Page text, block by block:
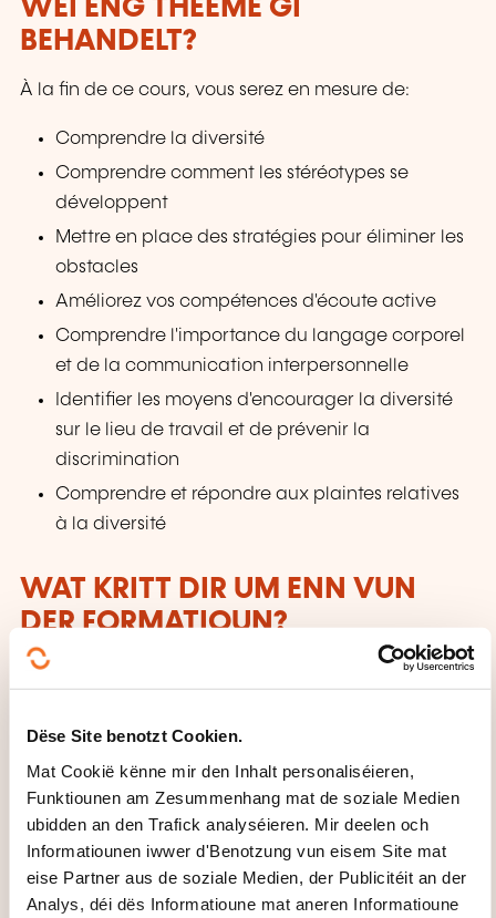
Dëse Site benotzt Cookien.
Mat Cookië kënne mir den Inhalt personaliséieren,
Funktiounen am Zesummenhang mat de soziale Medien
ubidden an den Trafick analyséieren. Mir deelen och
Informatiounen iwwer d'Benotzung vun eisem Site mat
eise Partner aus de soziale Medien, der Publicitéit an der
Analys, déi dës Informatioune mat aneren Informatioune
WÉI ENG THEEME GI
BEHANDELT?
À la fin de ce cours, vous serez en mesure de:
Comprendre la diversité
Comprendre comment les stéréotypes se
développent
Mettre en place des stratégies pour éliminer les
obstacles
Améliorez vos compétences d'écoute active
Comprendre l'importance du langage corporel
et de la communication interpersonnelle
Identifier les moyens d'encourager la diversité
sur le lieu de travail et de prévenir la
discrimination
Comprendre et répondre aux plaintes relatives
à la diversité
WAT KRITT DIR UM ENN VUN
DER FORMATIOUN?
Certificat OHC SKILLS
Wéi kann een